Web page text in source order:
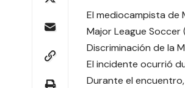
El mediocampista de
Major League
Discriminación de la
El incidente ocurrió
Durante el